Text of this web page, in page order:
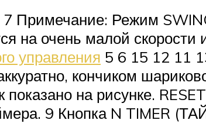
Примечание: Режим
на очень малой скорости
управления 5 6 15 12 11
кончиком
на рисунке.
9 Кнопка N TIMER